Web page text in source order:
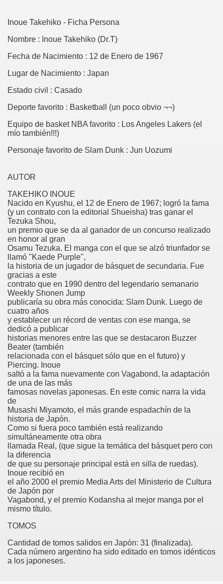
Inoue Takehiko - Ficha Persona
Nombre : Inoue Takehiko (Dr.T)
Fecha de Nacimiento : 12 de Enero de 1967
Lugar de Nacimiento : Japan
Estado civil : Casado
Deporte favorito : Basketball (un poco obvio ¬¬)
Equipo de basket NBA favorito : Los Angeles Lakers (el
mío también!!!)
Personaje favorito de Slam Dunk : Jun Uozumi
AUTOR
TAKEHIKO INOUE
Nacido en Kyushu, el 12 de Enero de 1967; logró la fama
(y un contrato con la editorial Shueisha) tras ganar el
Tezuka Shou,
un premio que se da al ganador de un concurso realizado
en honor al gran
Osamu Tezuka. El manga con el que se alzó triunfador se
llamó "Kaede Purple",
la historia de un jugador de básquet de secundaria. Fue
gracias a este
contrato que en 1990 dentro del legendario semanario
Weekly Shonen Jump
publicaría su obra más conocida: Slam Dunk. Luego de
cuatro años
y establecer un récord de ventas con ese manga, se
dedicó a publicar
historias menores entre las que se destacaron Buzzer
Beater (también
relacionada con el básquet sólo que en el futuro) y
Piercing. Inoue
saltó a la fama nuevamente con Vagabond, la adaptación
de una de las más
famosas novelas japonesas. En este comic narra la vida
de
Musashi Miyamoto, el más grande espadachín de la
historia de Japón.
Como si fuera poco también está realizando
simultáneamente otra obra
llamada Real, (que sigue la temática del básquet pero con
la diferencia
de que su personaje principal está en silla de ruedas).
Inoue recibió en
el año 2000 el premio Media Arts del Ministerio de Cultura
de Japón por
Vagabond, y el premio Kodansha al mejor manga por el
mismo título.
TOMOS
Cantidad de tomos salidos en Japón: 31 (finalizada).
Cada número argentino ha sido editado en tomos idénticos
a los japoneses.